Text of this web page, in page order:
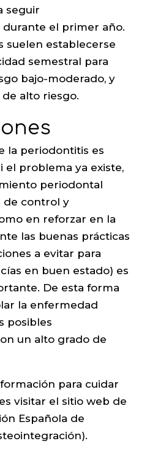
seguir
el primer año.
suelen establecerse
semestral para
bajo-moderado, y
alto riesgo.
la periodontitis es
el problema ya existe,
periodontal
de control y
en reforzar en la
las buenas prácticas
a evitar para
en buen estado) es
De esta forma
la enfermedad
posibles
un alto grado de
para cuidar
visitar el sitio web de
Española de